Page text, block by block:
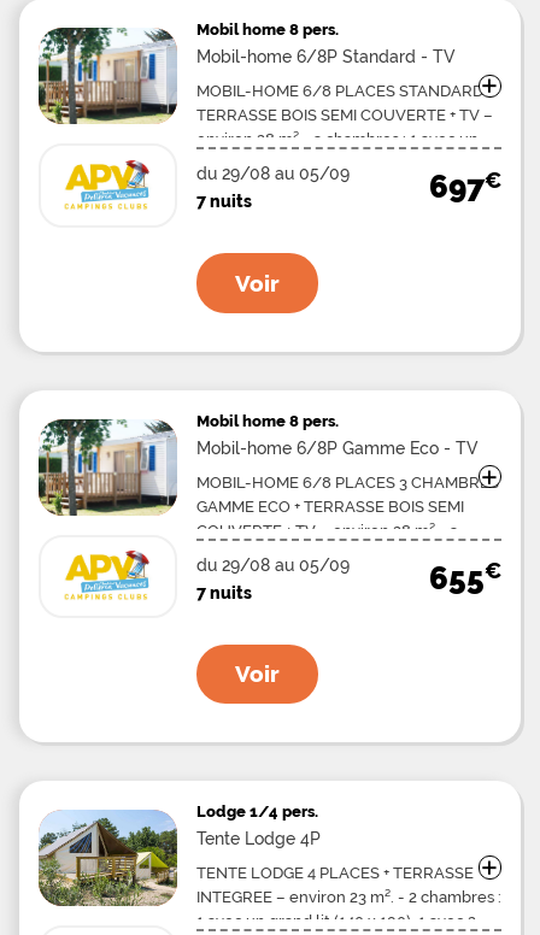
Mobil home 8 pers.
Mobil-home 6/8P Standard - TV
MOBIL-HOME 6/8 PLACES STANDARD +
TERRASSE BOIS SEMI COUVERTE + TV –
environ 28 m². -3 chambres : 1 avec un
grand lit (140 x 190), 2 avec 2 petits lits
côte à côte (70 ou 80 x 190) + 1 banquette
lit 2 places dans le séjour, -WC, salle
four micro-onde, -2 chiliennes. -TV
Mobil-home de moins de plus de 12 ans
Plans et photos non contractuels
+
du 29/08 au 05/09
7 nuits
697€
Voir
Mobil home 8 pers.
Mobil-home 6/8P Gamme Eco - TV
MOBIL-HOME 6/8 PLACES 3 CHAMBRES
GAMME ECO + TERRASSE BOIS SEMI
COUVERTE + TV – environ 28 m². -3
chambres : 1 avec un grand lit (140 x 190),
2 avec 2 petits lits côte à côte (70 ou 80 x
190), 1 banquette convertible dans le
avec réfrigérateur, four micro-onde, -2
transats ou chiliennes -TV, Mobil-home
de plus de 12 ans.
+
du 29/08 au 05/09
7 nuits
655€
Voir
Lodge 1/4 pers.
Tente Lodge 4P
TENTE LODGE 4 PLACES + TERRASSE
INTEGREE – environ 23 m². - 2 chambres :
1 avec un grand lit (140 x 190), 1 avec 2
+